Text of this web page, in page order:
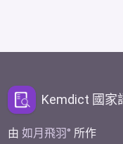
Kemdict 國家
由如月飛羽 所作